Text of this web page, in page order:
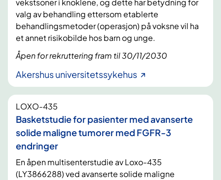
vekstsoner i knoklene, og dette har betydning for
valg av behandling ettersom etablerte
behandlingsmetoder (operasjon) på voksne vil ha
et annet risikobilde hos barn og unge.
Åpen for rekruttering fram til 30/11/2030
Akershus universitetssykehus
LOXO-435
Basketstudie for pasienter med avanserte
solide maligne tumorer med FGFR-3
endringer
En åpen multisenterstudie av Loxo-435
(LY3866288) ved avanserte solide maligne